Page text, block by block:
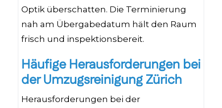
Optik überschatten. Die Terminierung
nah am Übergabedatum hält den Raum
frisch und inspektionsbereit.
Häufige Herausforderungen bei
der Umzugsreinigung Zürich
Herausforderungen bei der